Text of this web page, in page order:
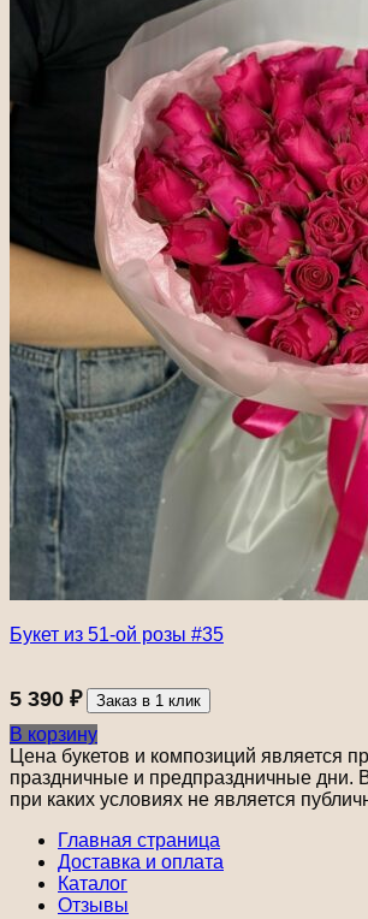
Букет из 51-ой розы #35
5 390 ₽ Заказ в 1 клик
В корзину
Цена букетов и композиций является
праздничные и предпраздничные дни.
при каких условиях не является
Главная страница
Доставка и оплата
Каталог
Отзывы